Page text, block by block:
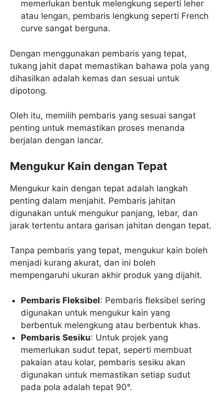
memerlukan bentuk melengkung seperti leher
atau lengan, pembaris lengkung seperti French
curve sangat berguna.
Dengan menggunakan pembaris yang tepat,
tukang jahit dapat memastikan bahawa pola yang
dihasilkan adalah kemas dan sesuai untuk
dipotong.
Oleh itu, memilih pembaris yang sesuai sangat
penting untuk memastikan proses menanda
berjalan dengan lancar.
Mengukur Kain dengan Tepat
Mengukur kain dengan tepat adalah langkah
penting dalam menjahit. Pembaris jahitan
digunakan untuk mengukur panjang, lebar, dan
jarak tertentu antara garisan jahitan dengan tepat.
Tanpa pembaris yang tepat, mengukur kain boleh
menjadi kurang akurat, dan ini boleh
mempengaruhi ukuran akhir produk yang dijahit.
Pembaris Fleksibel: Pembaris fleksibel sering
digunakan untuk mengukur kain yang
berbentuk melengkung atau berbentuk khas.
Pembaris Sesiku: Untuk projek yang
memerlukan sudut tepat, seperti membuat
pakaian atau kolar, pembaris sesiku akan
digunakan untuk memastikan setiap sudut
pada pola adalah tepat 90°.